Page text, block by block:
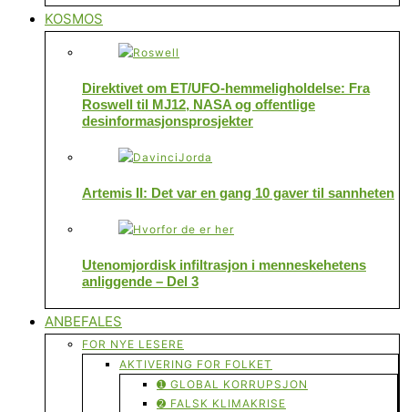
KOSMOS
Direktivet om ET/UFO-hemmeligholdelse: Fra
Roswell til MJ12, NASA og offentlige
desinformasjonsprosjekter
Artemis II: Det var en gang 10 gaver til sannheten
Utenomjordisk infiltrasjon i menneskehetens
anliggende – Del 3
ANBEFALES
FOR NYE LESERE
AKTIVERING FOR FOLKET
➊ GLOBAL KORRUPSJON
➋ FALSK KLIMAKRISE